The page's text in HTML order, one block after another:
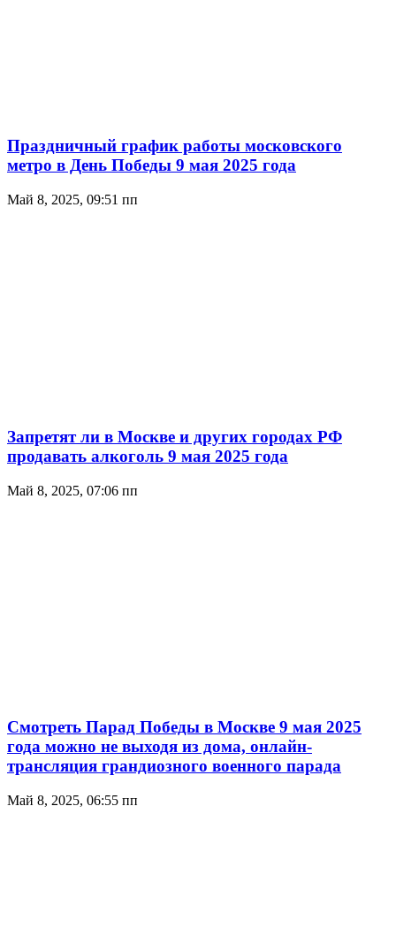
Праздничный график работы московского
метро в День Победы 9 мая 2025 года
Май 8, 2025, 09:51 пп
Запретят ли в Москве и других городах РФ
продавать алкоголь 9 мая 2025 года
Май 8, 2025, 07:06 пп
Смотреть Парад Победы в Москве 9 мая 2025
года можно не выходя из дома, онлайн-
трансляция грандиозного военного парада
Май 8, 2025, 06:55 пп